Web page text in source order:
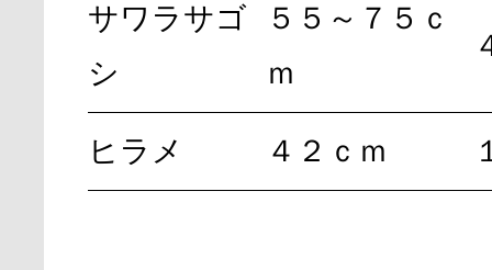
サワラサゴ
シ
５５～７５ｃ
ｍ
ヒラメ ４２ｃｍ